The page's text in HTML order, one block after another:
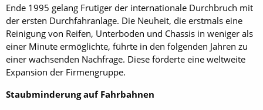
Ende 1995 gelang Frutiger der internationale Durchbruch mit
der ersten Durchfahranlage. Die Neuheit, die erstmals eine
Reinigung von Reifen, Unterboden und Chassis in weniger als
einer Minute ermöglichte, führte in den folgenden Jahren zu
einer wachsenden Nachfrage. Diese förderte eine weltweite
Expansion der Firmengruppe.
Staubminderung auf Fahrbahnen